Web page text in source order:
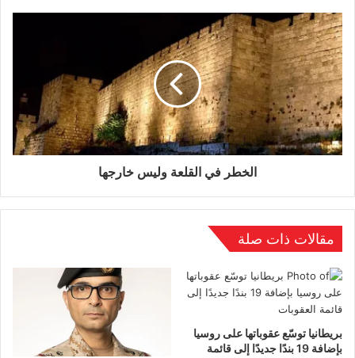
إطلاق صواريخ إيرانية؟
يزعم الجيش الإسرائيلي تدمير أكثر من 20 صاروخًا
قبل دقائق من موعد إطلاقها باتجاه العمق الإسرائيلي.
كما أفادت التقارير أن الهجمات أدت إلى القضاء على
فريق إطلاق كان يستعد لإطلاق دفعة من صواريخ
ورغم أن العديد من الأهداف كانت عبارة عن أصول
إطلاق، فإن بعض الضربات أصابت أهدافاً وهمية كان
من المفترض أن تشتت الانتباه عن التهديدات
الصاروخية الحقيقية.
الخطر في القلعة وليس خارجها
مقالات ذات صلة
بريطانيا توسّع عقوباتها على روسيا
بإضافة 19 بندًا جديدًا إلى قائمة